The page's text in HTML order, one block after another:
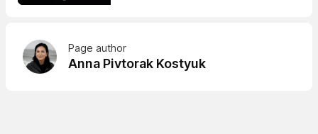
Page author
Anna Pivtorak Kostyuk